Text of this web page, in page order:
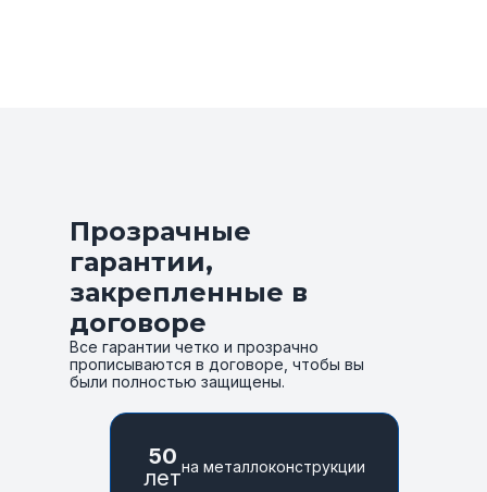
Прозрачные
гарантии,
закрепленные в
договоре
Все гарантии четко и прозрачно
прописываются в договоре, чтобы вы
были полностью защищены.
50
летна металлоконструкции